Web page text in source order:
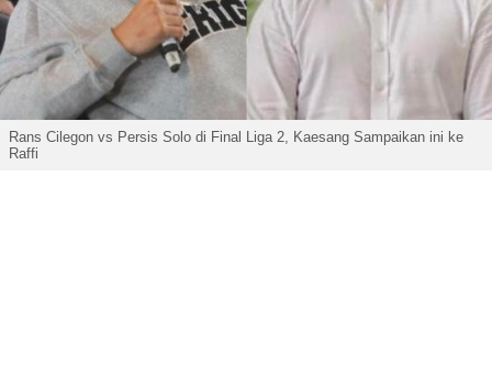
Rans Cilegon vs Persis Solo di Final Liga 2, Kaesang Sampaikan ini ke
Raffi